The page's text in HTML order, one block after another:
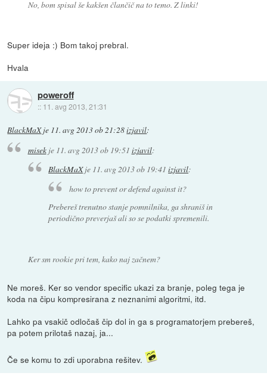
No, bom spisal še kakšen člančič na to temo. Z linki!
Super ideja :) Bom takoj prebral.
Hvala
poweroff
:: 11. avg 2013, 21:31
BlackMaXje 11. avg 2013 ob 21:28izjavil:
misekje 11. avg 2013 ob 19:51 izjavil:
BlackMaXje 11. avg 2013 ob 19:41 izjavil:
how to prevent or defend against it?
Prebereš trenutno stanje pomnilnika, ga shraniš in
periodično preverjaš ali so se podatki spremenili.
Ker sm rookie pri tem, kako naj začnem?
Ne moreš. Ker so vendor specific ukazi za branje, poleg tega je
koda na čipu kompresirana z neznanimi algoritmi, itd.
Lahko pa vsakič odločaš čip dol in ga s programatorjem prebereš,
pa potem prilotaš nazaj, ja...
Če se komu to zdi uporabna rešitev.